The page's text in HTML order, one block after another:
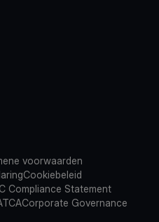
voorwaarden
Cookiebeleid
Compliance Statement
Corporate Governance